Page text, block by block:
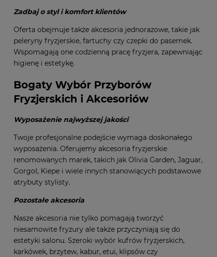
Zadbaj o styl i komfort klientów
Oferta obejmuje także akcesoria jednorazowe, takie jak
peleryny fryzjerskie, fartuchy czy czepki do pasemek.
Wspomagają one codzienną pracę fryzjera, zapewniając
higienę i estetykę.
Bogaty Wybór Przyborów
Fryzjerskich i Akcesoriów
Wyposażenie najwyższej jakości
Twoje profesjonalne podejście wymaga doskonałego
wyposażenia. Oferujemy akcesoria fryzjerskie
renomowanych marek, takich jak Olivia Garden, Jaguar,
Gorgol, Kiepe i wiele innych stanowiących podstawowe
atrybuty stylisty.
Pozostałe akcesoria
Nasze akcesoria nie tylko pomagają tworzyć
niesamowite fryzury ale także przyczyniają się do
estetyki salonu. Szeroki wybór kufrów fryzjerskich,
karkówek, brzytew, kabur, etui, klipsów czy